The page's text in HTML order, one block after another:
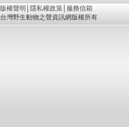
版權聲明 隱私權政策 服務信箱
台灣野生動物之聲資訊網版權所有